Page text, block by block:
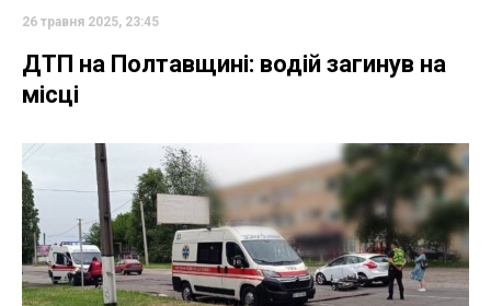
26 травня 2025, 23:45
ДТП на Полтавщині: водій загинув на
місці